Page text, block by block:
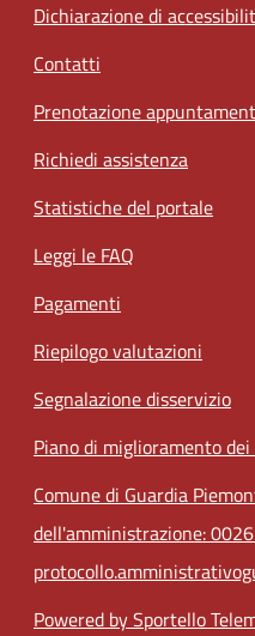
Dichiarazione di
Contatti
Prenotazione
Richiedi assistenza
Statistiche del portale
Leggi le FAQ
Pagamenti
Riepilogo valutazioni
Segnalazione disservizio
Piano di miglioramento
Comune di Guardia
dell'amministrazione:
Powered by Sportello